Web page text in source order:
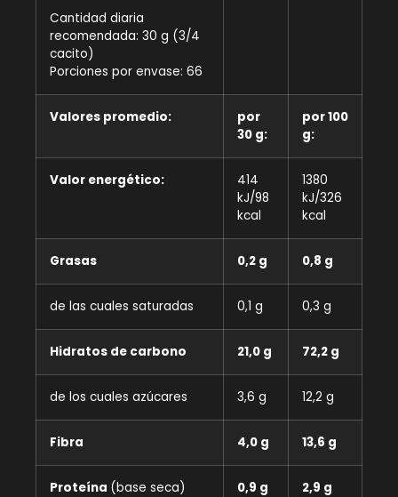
Cantidad diaria
recomendada: 30 g (3/4
cacito)
Porciones por envase: 66
Valores promedio:
por
30 g:
por 100
g:
Valor energético:
414
kJ/98
kcal
1380
kJ/326
kcal
Grasas 0,2 g 0,8 g
de las cuales saturadas 0,1 g 0,3 g
Hidratos de carbono 21,0 g 72,2 g
de los cuales azúcares 3,6 g 12,2 g
Fibra 4,0 g 13,6 g
Proteína (base seca) 0,9 g 2,9 g